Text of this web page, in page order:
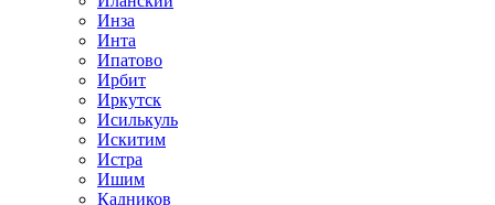
Инза
Инта
Ипатово
Ирбит
Иркутск
Исилькуль
Искитим
Истра
Ишим
Кадников